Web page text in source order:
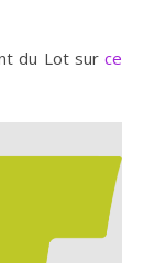
du Lot sur ce